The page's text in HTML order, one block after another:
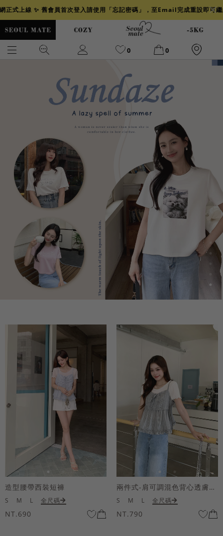
正式上線 ✨ 舊會員首次登入請使用「忘記密碼」，至Email完成重設即可
0 0
背心
透膚 小香 牛仔
襯衫 褲裙 冰感
涼感
造型腰帶西裝短褲
S M L 全尺碼
NT.690
兩件式-肩可調混色背心透膚上衣套組
S M L 全尺碼
NT.790